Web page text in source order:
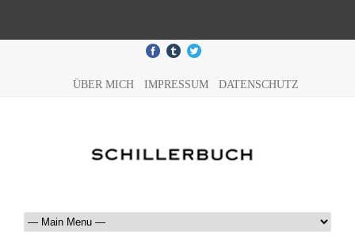
ÜBER MICH IMPRESSUM DATENSCHUTZ